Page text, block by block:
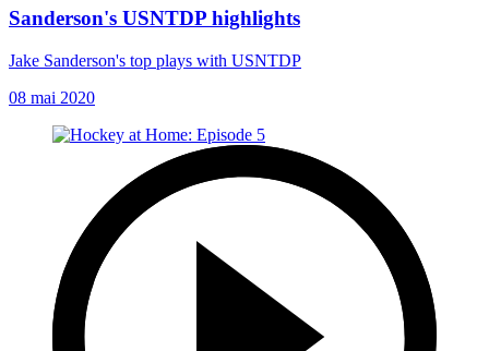
Sanderson's USNTDP highlights
Jake Sanderson's top plays with USNTDP
08 mai 2020